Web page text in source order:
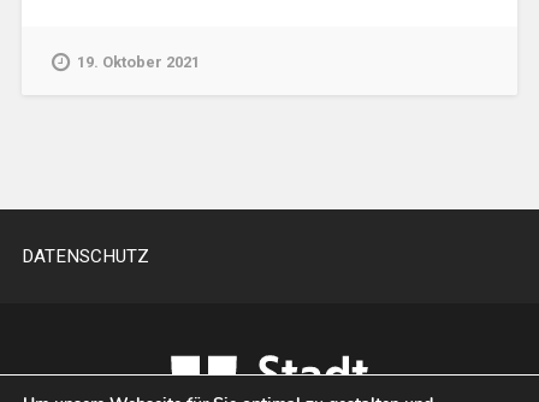
19. Oktober 2021
DATENSCHUTZ